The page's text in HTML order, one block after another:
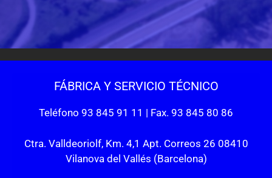
FÁBRICA Y SERVICIO TÉCNICO
Teléfono 93 845 91 11 | Fax. 93 845 80 86
Ctra. Valldeoriolf, Km. 4,1 Apt. Correos 26 08410
Vilanova del Vallés (Barcelona)